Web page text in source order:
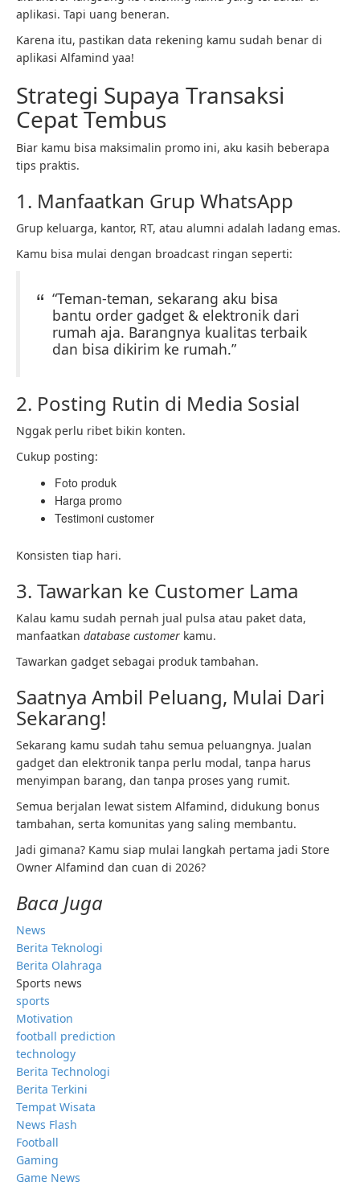
aplikasi. Tapi uang beneran.
Karena itu, pastikan data rekening kamu sudah benar di
aplikasi Alfamind yaa!
Strategi Supaya Transaksi
Cepat Tembus
Biar kamu bisa maksimalin promo ini, aku kasih beberapa
tips praktis.
1. Manfaatkan Grup WhatsApp
Grup keluarga, kantor, RT, atau alumni adalah ladang emas.
Kamu bisa mulai dengan broadcast ringan seperti:
“Teman-teman, sekarang aku bisa
bantu order gadget & elektronik dari
rumah aja. Barangnya kualitas terbaik
dan bisa dikirim ke rumah.”
2. Posting Rutin di Media Sosial
Nggak perlu ribet bikin konten.
Cukup posting:
Foto produk
Harga promo
Testimoni customer
Konsisten tiap hari.
3. Tawarkan ke Customer Lama
Kalau kamu sudah pernah jual pulsa atau paket data,
manfaatkan database customer kamu.
Tawarkan gadget sebagai produk tambahan.
Saatnya Ambil Peluang, Mulai Dari
Sekarang!
Sekarang kamu sudah tahu semua peluangnya. Jualan
gadget dan elektronik tanpa perlu modal, tanpa harus
menyimpan barang, dan tanpa proses yang rumit.
Semua berjalan lewat sistem Alfamind, didukung bonus
tambahan, serta komunitas yang saling membantu.
Jadi gimana? Kamu siap mulai langkah pertama jadi Store
Owner Alfamind dan cuan di 2026?
Baca Juga
News
Berita Teknologi
Berita Olahraga
Sports news
sports
Motivation
football prediction
technology
Berita Technologi
Berita Terkini
Tempat Wisata
News Flash
Football
Gaming
Game News